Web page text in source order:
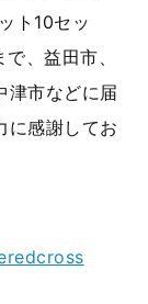
ト10セッ
、益田市、
津市などに届
に感謝してお